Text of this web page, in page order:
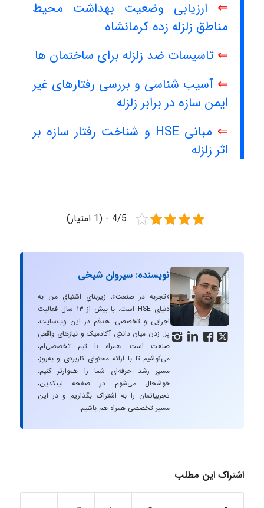
⇐ ارزیابی وضعیت بهداشت محیط
مناطق زلزله زده کرمانشاه
⇐ تاسیسات ضد زلزله برای ساختمان ها
⇐ آسیب شناسی و بررسی رفتارهای غیر
ایمن سازه در برابر زلزله
⇐
مبانی HSE و شناخت رفتار سازه بر
اثر زلزله
4/5 - (1 امتیاز)
   
نویسنده: سیروان شیخی
«تجربه در صنعت»، زیربنایِ اشتیاقِ من به
دنیایِ HSE است. با بیش از ۱۳ سال فعالیت
اجرایی و تخصصی، هدفم در این وب‌سایت،
پل زدن میان دانشِ آکادمیک و نیازهای واقعیِ
صنعت است. همراه با تیم تخصصی‌ام،
می‌کوشیم تا با ارائه محتوای کاربردی و به‌روز،
مسیرِ رشد حرفه‌ای شما را هموارتر کنیم.
خوشحال می‌شوم در صفحه لینکدین،
تجربیاتمان را به اشتراک بگذاریم و در این
مسیر تخصصی همراه هم باشیم.
اشتراک این مطلب